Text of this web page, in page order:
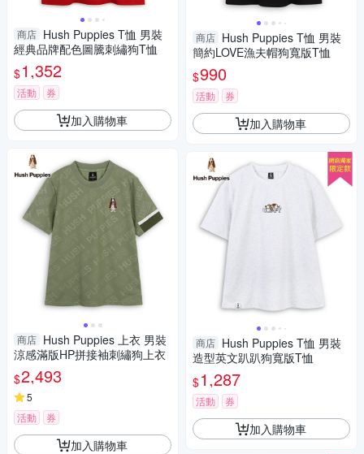
商店 Hush Puppies T恤 男裝
經典品牌配色圖騰刺繡狗T恤
$1,352
活動 券
加入購物車
商店 Hush Puppies 上衣 男裝
涼感滿版HP拼接袖刺繡狗上衣
$2,493
5
活動
券
加入購物車
商店 Hush Puppies T恤 男裝
簡約LOVE漁夫帽狗寬版T恤
$990
活動 券
加入購物車
商店 Hush Puppies T恤 男裝
造型英文趴趴狗寬版T恤
$1,287
活動 券
加入購物車